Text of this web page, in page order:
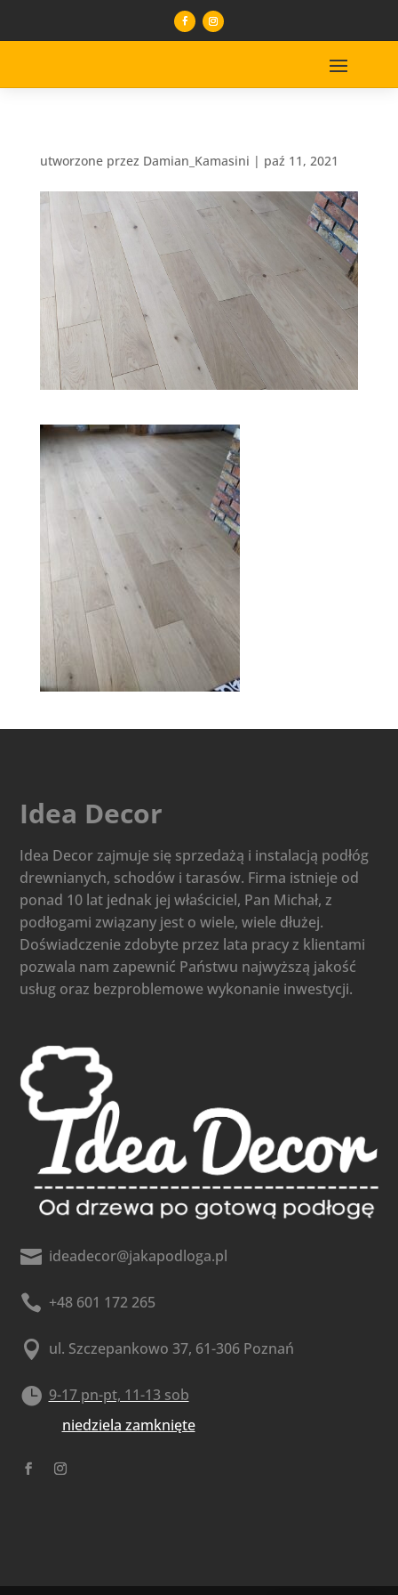
utworzone przez Damian_Kamasini | paź 11, 2021
Idea Decor
Idea Decor zajmuje się sprzedażą i instalacją podłóg
drewnianych, schodów i tarasów. Firma istnieje od
ponad 10 lat jednak jej właściciel, Pan Michał, z
podłogami związany jest o wiele, wiele dłużej.
Doświadczenie zdobyte przez lata pracy z klientami
pozwala nam zapewnić Państwu najwyższą jakość
usług oraz bezproblemowe wykonanie inwestycji.
 ideadecor@jakapodloga.pl
 +48 601 172 265
 ul. Szczepankowo 37, 61-306 Poznań
 9-17 pn-pt, 11-13 sob
niedziela zamknięte